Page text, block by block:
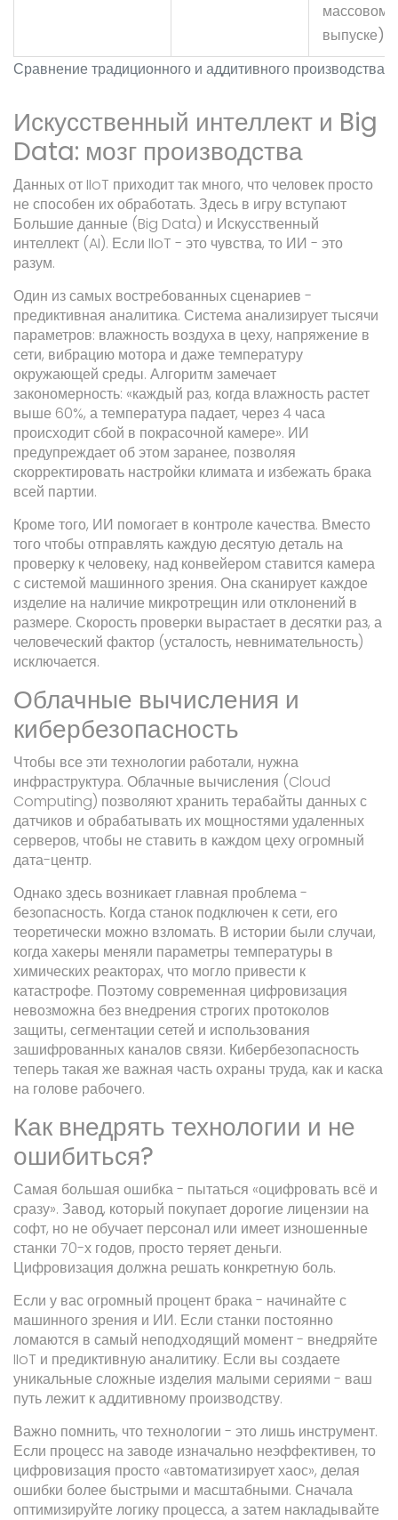
Сравнение традиционного и аддитивного производства
массовом
выпуске)
Искусственный интеллект и Big
Data: мозг производства
Данных от IIoT приходит так много, что человек просто
не способен их обработать. Здесь в игру вступают
Большие данные (Big Data) и Искусственный
интеллект (AI). Если IIoT - это чувства, то ИИ - это
разум.
Один из самых востребованных сценариев -
предиктивная аналитика. Система анализирует тысячи
параметров: влажность воздуха в цеху, напряжение в
сети, вибрацию мотора и даже температуру
окружающей среды. Алгоритм замечает
закономерность: «каждый раз, когда влажность растет
выше 60%, а температура падает, через 4 часа
происходит сбой в покрасочной камере». ИИ
предупреждает об этом заранее, позволяя
скорректировать настройки климата и избежать брака
всей партии.
Кроме того, ИИ помогает в контроле качества. Вместо
того чтобы отправлять каждую десятую деталь на
проверку к человеку, над конвейером ставится камера
с системой машинного зрения. Она сканирует каждое
изделие на наличие микротрещин или отклонений в
размере. Скорость проверки вырастает в десятки раз, а
человеческий фактор (усталость, невнимательность)
исключается.
Облачные вычисления и
кибербезопасность
Чтобы все эти технологии работали, нужна
инфраструктура. Облачные вычисления (Cloud
Computing) позволяют хранить терабайты данных с
датчиков и обрабатывать их мощностями удаленных
серверов, чтобы не ставить в каждом цеху огромный
дата-центр.
Однако здесь возникает главная проблема -
безопасность. Когда станок подключен к сети, его
теоретически можно взломать. В истории были случаи,
когда хакеры меняли параметры температуры в
химических реакторах, что могло привести к
катастрофе. Поэтому современная цифровизация
невозможна без внедрения строгих протоколов
защиты, сегментации сетей и использования
зашифрованных каналов связи. Кибербезопасность
теперь такая же важная часть охраны труда, как и каска
на голове рабочего.
Как внедрять технологии и не
ошибиться?
Самая большая ошибка - пытаться «оцифровать всё и
сразу». Завод, который покупает дорогие лицензии на
софт, но не обучает персонал или имеет изношенные
станки 70-х годов, просто теряет деньги.
Цифровизация должна решать конкретную боль.
Если у вас огромный процент брака - начинайте с
машинного зрения и ИИ. Если станки постоянно
ломаются в самый неподходящий момент - внедряйте
IIoT и предиктивную аналитику. Если вы создаете
уникальные сложные изделия малыми сериями - ваш
путь лежит к аддитивному производству.
Важно помнить, что технологии - это лишь инструмент.
Если процесс на заводе изначально неэффективен, то
цифровизация просто «автоматизирует хаос», делая
ошибки более быстрыми и масштабными. Сначала
оптимизируйте логику процесса, а затем накладывайте